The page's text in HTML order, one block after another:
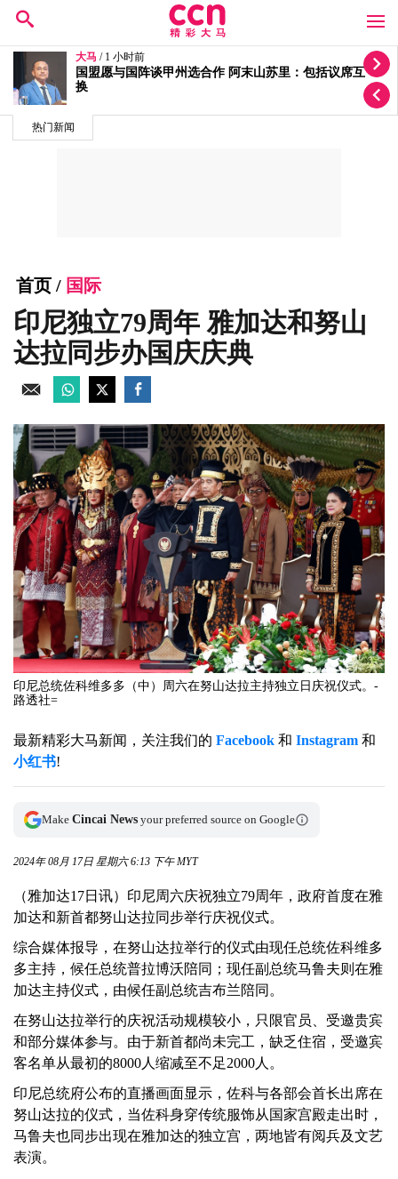
热门新闻
大马 / 3 小时前
哈迪说法被打脸 阿末山苏里：土团党仍是国盟成员
首页 / 国际
印尼独立79周年 雅加达和努山
达拉同步办国庆庆典
印尼总统佐科维多多（中）周六在努山达拉主持独立日庆祝仪式。-
路透社=
最新精彩大马新闻，关注我们的 Facebook 和 Instagram 和
小红书!
Make Cincai News your preferred source on Google
2024年 08月 17日 星期六 6:13 下午 MYT
（雅加达17日讯）印尼周六庆祝独立79周年，政府首度在雅
加达和新首都努山达拉同步举行庆祝仪式。
综合媒体报导，在努山达拉举行的仪式由现任总统佐科维多
多主持，候任总统普拉博沃陪同；现任副总统马鲁夫则在雅
加达主持仪式，由候任副总统吉布兰陪同。
在努山达拉举行的庆祝活动规模较小，只限官员、受邀贵宾
和部分媒体参与。由于新首都尚未完工，缺乏住宿，受邀宾
客名单从最初的8000人缩减至不足2000人。
印尼总统府公布的直播画面显示，佐科与各部会首长出席在
努山达拉的仪式，当佐科身穿传统服饰从国家宫殿走出时，
马鲁夫也同步出现在雅加达的独立宫，两地皆有阅兵及文艺
表演。